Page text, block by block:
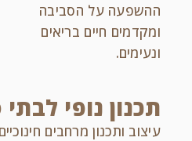
ההשפעה על הסביבה
ומקדמים חיים בריאים
ונעימים.
תכנון נופי
עיצוב ותכנון מרחבים